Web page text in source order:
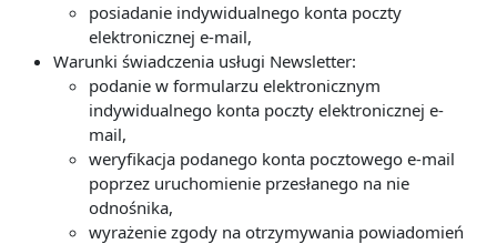
posiadanie indywidualnego konta poczty
elektronicznej e-mail,
Warunki świadczenia usługi Newsletter:
podanie w formularzu elektronicznym
indywidualnego konta poczty elektronicznej e-
mail,
weryfikacja podanego konta pocztowego e-mail
poprzez uruchomienie przesłanego na nie
odnośnika,
wyrażenie zgody na otrzymywania powiadomień